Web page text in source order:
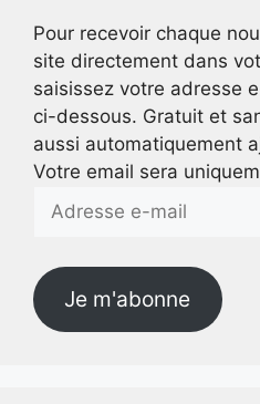
Pour recevoir chaque
site directement dans
saisissez votre adresse
ci-dessous. Gratuit et
aussi automatiquement
Votre email sera
Adresse
Je m'abonne